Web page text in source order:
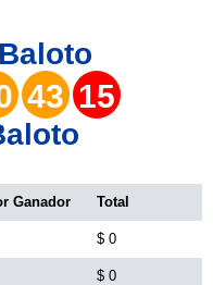
Baloto
43 15
Ganador Total
$ 0
$ 0